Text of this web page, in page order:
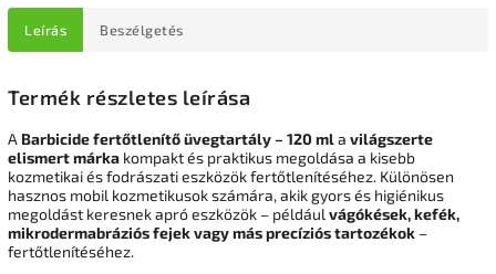
Leírás Beszélgetés
Termék részletes leírása
A Barbicide fertőtlenítő üvegtartály – 120 mla világszerte
elismert márka kompakt és praktikus megoldása a kisebb
kozmetikai és fodrászati eszközök fertőtlenítéséhez. Különösen
hasznos mobil kozmetikusok számára, akik gyors és higiénikus
megoldást keresnek apró eszközök – például vágókések, kefék,
mikrodermabráziós fejek vagy más precíziós tartozékok –
fertőtlenítéséhez.